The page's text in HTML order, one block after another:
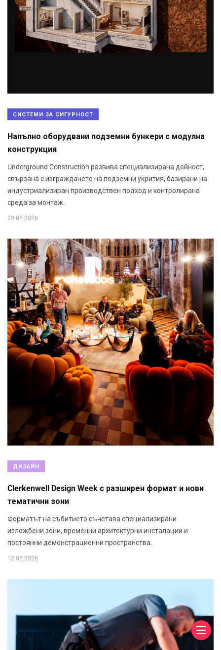
СИСТЕМИ ЗА СИГУРНОСТ
Напълно оборудвани подземни бункери с модулна
конструкция
Underground Construction развива специализирана дейност,
свързана с изграждането на подземни укрития, базирани на
индустриализиран производствен подход и контролирана
среда за монтаж.
20.05.2026
ДИЗАЙН
Clerkenwell Design Week с разширен формат и нови
тематични зони
Форматът на събитието съчетава специализирани
изложбени зони, временни архитектурни инсталации и
постоянни демонстрационни пространства.
12.05.2026